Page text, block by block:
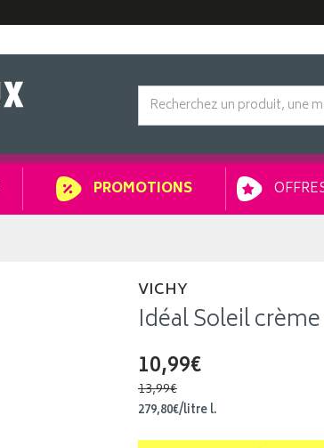
PROMOTIONS
VICHY
Idéal Soleil
10,99€
13,99€
279,80€/litrel.